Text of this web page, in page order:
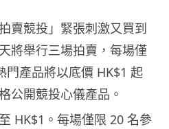
賣競投」緊張刺激又買到
將舉行三場拍賣，每場僅
門產品將以底價 HK$1 起
公開競投心儀產品。
HK$1。每場僅限 20 名參